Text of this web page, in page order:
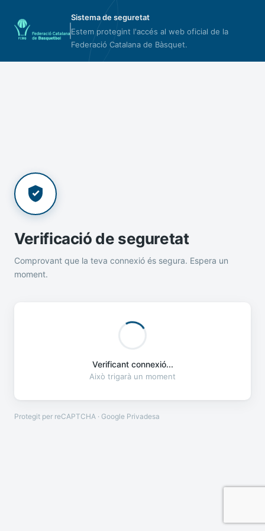
Sistema de seguretat
Estem protegint l'accés al web oficial de la
Federació Catalana de Bàsquet.
Verificació de seguretat
Comprovant que la teva connexió és segura. Espera un
moment.
Verificant connexió...
Això trigarà un moment
Protegit per reCAPTCHA · Google Privadesa